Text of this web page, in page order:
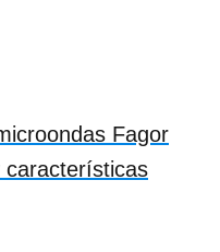
Fagor
características